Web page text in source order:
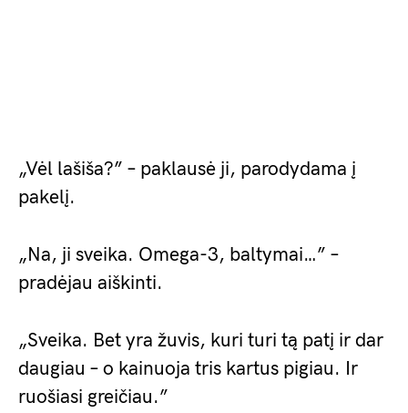
„Vėl lašiša?” – paklausė ji, parodydama į
pakelį.
„Na, ji sveika. Omega-3, baltymai…” –
pradėjau aiškinti.
„Sveika. Bet yra žuvis, kuri turi tą patį ir dar
daugiau – o kainuoja tris kartus pigiau. Ir
ruošiasi greičiau.”